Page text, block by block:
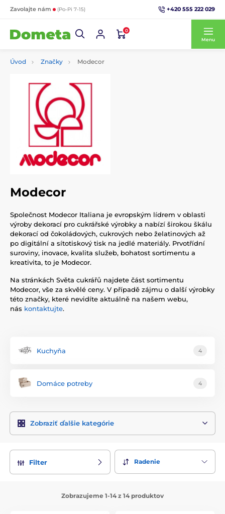
Zavolajte nám (Po-Pi 7-15) +420 555 222 029
0
Menu
Úvod Značky Modecor
Modecor
Společnost Modecor Italiana je evropským lídrem v oblasti
výroby dekorací pro cukrářské výrobky a nabízí širokou škálu
dekorací od čokoládových, cukrových nebo želatinových až
po digitální a sítotiskový tisk na jedlé materiály. Prvotřídní
suroviny, inovace, kvalita služeb, bohatost sortimentu a
kreativita, to je Modecor.
Na stránkách Světa cukrářů najdete část sortimentu
Modecor, vše za skvělé ceny. V případě zájmu o další výrobky
této značky, které nevidíte aktuálně na našem webu,
nás kontaktujte.
Kuchyňa 4
Domáce potreby 4
Zobraziť ďalšie kategórie
Filter Radenie
Zobrazujeme 1-14 z 14 produktov